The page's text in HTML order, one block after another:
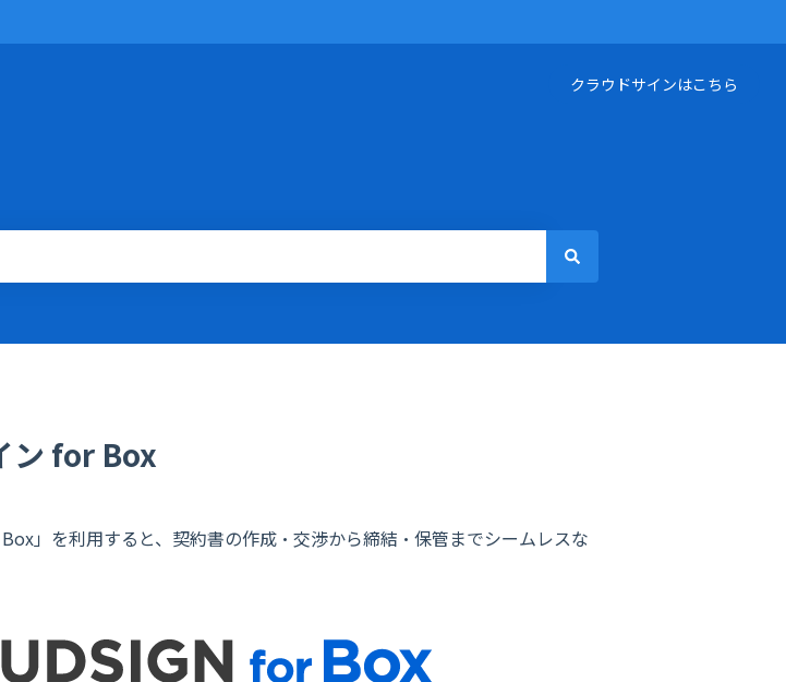
クラウドサインはこちら
ン for Box
Box」を利用すると、契約書の作成・交渉から締結・保管までシームレスな